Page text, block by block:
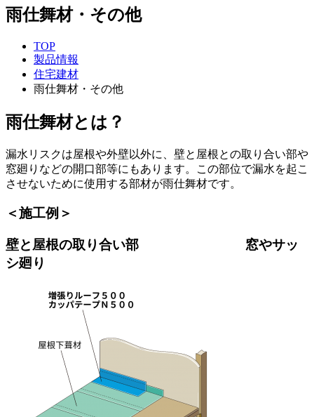
雨仕舞材・その他
TOP
製品情報
住宅建材
雨仕舞材・その他
雨仕舞材とは？
漏水リスクは屋根や外壁以外に、壁と屋根との取り合い部や
窓廻りなどの開口部等にもあります。この部位で漏水を起こ
させないために使用する部材が雨仕舞材です。
＜施工例＞
壁と屋根の取り合い部 窓やサッ
シ廻り